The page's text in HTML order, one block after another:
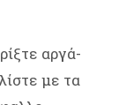
αργά-
με τα